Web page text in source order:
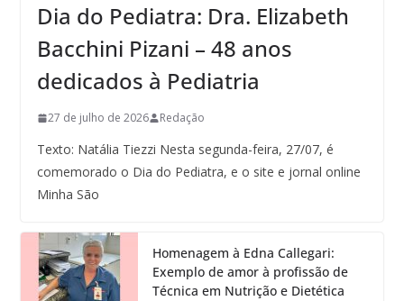
Dia do Pediatra: Dra. Elizabeth
Bacchini Pizani – 48 anos
dedicados à Pediatria
27 de julho de 2026 Redação
Texto: Natália Tiezzi Nesta segunda-feira, 27/07, é
comemorado o Dia do Pediatra, e o site e jornal online
Minha São
Homenagem à Edna Callegari:
Exemplo de amor à profissão de
Técnica em Nutrição e Dietética